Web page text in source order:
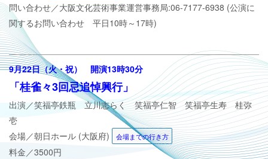
問い合わせ／大阪文化芸術事業運営事務局:06-7177-6938 (公演に
関するお問い合わせ 平日10時～17時)
9月22日（火・祝） 開演13時30分
「桂雀々3回忌追悼興行」
出演／笑福亭鉄瓶 立川志らく 笑福亭仁智 笑福亭生寿 桂弥
壱
会場／朝日ホール (大阪府) 会場までの行き方
料金／3500円